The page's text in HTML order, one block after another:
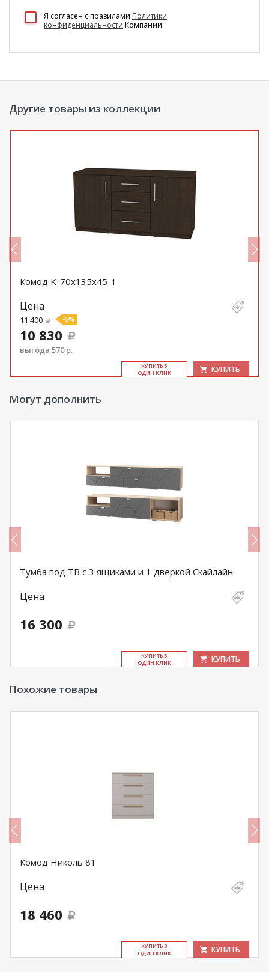
Я согласен c правилами Политики
конфиденциальности Компании.
Другие товары из коллекции
Комод K-70x135x45-1
Цена
11 400 -5%
10 830
выгода 570 р.
КУ­ПИТЬ В
ОДИН КЛИК
КУПИТЬ
Могут дополнить
Тумба под ТВ с 3 ящиками и 1 дверкой Скайлайн
Цена
16 300
КУ­ПИТЬ В
ОДИН КЛИК
КУПИТЬ
Похожие товары
Комод Николь 81
Цена
18 460
КУ­ПИТЬ В
ОДИН КЛИК
КУПИТЬ